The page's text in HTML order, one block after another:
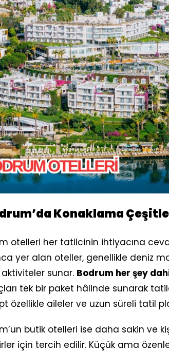
Konaklama
otelleri her tatilcinin ihtiyacına
yer alan oteller, genellikle deniz
sunar. Bodrum her şey
tek bir paket hâlinde sunarak
özellikle aileler ve uzun süreli tatil
butik otelleri ise daha sakin ve
için tercih edilir. Küçük ama